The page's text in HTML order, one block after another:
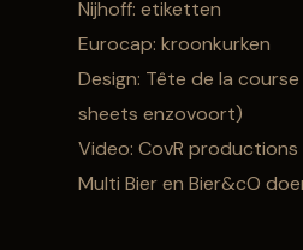
Nijhoff: etiketten
Eurocap: kroonkurken
Design: Tête de la
sheets enzovoort)
Video: CovR productions
Multi Bier en Bier&cO